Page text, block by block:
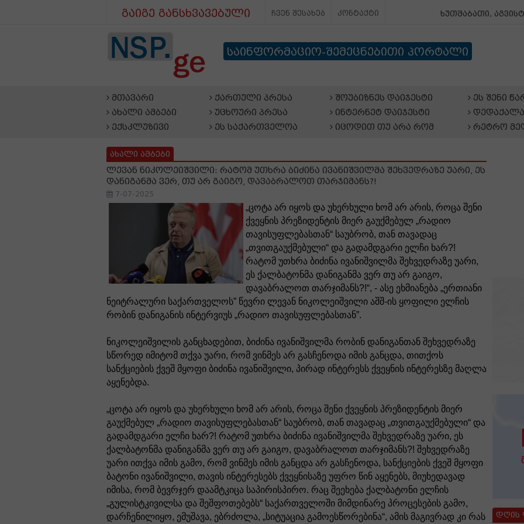
გაიგე განსხვავებული ჩვენ შესახებ კონტაქტი ხუთშაბათი,
საინფორმაციო-შემეცნებითი პორტალი
მთავარი
ახალი ამბები
ექსკლუზივი
ქართული პრესა
უცხოური პრესა
ეს საქართველოა
შოუბიზნეს დაიჯესტი
ინტერნეტ დაიჯესტი
იცოდით თუ არა რომ
ეს შენი
რეტრო
ახალი ამბები
ლევან ნიკოლეიშვილი: რატომ უთხრა ბიძინა ივანიშვილმა შეხვედრაზე უარი, ეს
დანიგანმა ვერ, თუ არ გაიგო, დავაბრალოთ თარჯიმანს?!
7-07-2025
„ცოტა არ იყოს და უხერხული ხომ არ არის, როცა შენი
ქვეყნის პრეზიდენტის მიერ გაუქმებულ „რადიო
თავისუფლებასთან“ საუბრობ, თან თავადაც
„თვითგაუქმებული“ და გადამდგარი ელჩი ხარ?!
რატომ უთხრა ბიძინა ივანიშვილმა შეხვედრაზე უარი,
ეს ქალბატონმა დანიგანმა ვერ თუ არ გაიგო,
დავაბრალოთ თარჯიმანს?!“, - ასე ეხმიანება „ერთიანი
ნეიტრალური საქართველოს” წევრი ლევან ნიკოლეიშვილი აშშ-ის ყოფილი ელჩის
რობინ დანიგანის ინტერვიუს „რადიო თავისუფლებასთან”.
ნიკოლეიშვილის განცხადებით, ბიძინა ივანიშვილმა რობინ დანიგანთან შეხვედრაზე
სწორედ იმიტომ თქვა უარი, რომ ვინმეს არ გასჩენოდა იმის განცდა, თითქოს
სანქციების ქვეშ მყოფი ბიძინა ივანიშვილი, პირად ინტერესს ქვეყნის ინტერესზე მაღლა
აყენებდა.
„ცოტა არ იყოს და უხერხული ხომ არ არის, როცა შენი ქვეყნის პრეზიდენტის მიერ
გაუქმებულ „რადიო თავისუფლებასთან“ საუბრობ, თან თავადაც „თვითგაუქმებული“ და
გადამდგარი ელჩი ხარ?! რატომ უთხრა ბიძინა ივანიშვილმა შეხვედრაზე უარი, ეს
ქალბატონმა დანიგანმა ვერ თუ არ გაიგო, დავაბრალოთ თარჯიმანს?! შეხვედრაზე
უარი ითქვა იმის გამო, რომ ვინმეს იმის განცდა არ გასჩენოდა, სანქციების ქვეშ მყოფი
ბატონი ივანიშვილი, თავის ინტერესებს ქვეყნისაზე უფრო წინ აყენებს, მიუხედავად
იმისა, რომ ბევრჯერ დაამტკიცა საპირისპირო. რაც შეეხება ქალბატონი ელჩის
„გულისტკივილსა და შეშფოთებებს“ საქართველოში მიმდინარე პროცესების გამო,
დარჩენილიყო, ემუშავა, ებრძოლა, „სიტუაცია გამოესწორებინა“, ამის მაგივრად კი რას
დღის